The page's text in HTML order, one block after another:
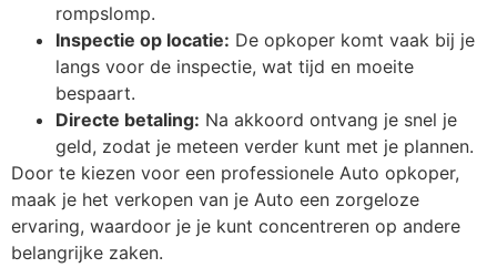
rompslomp.
Inspectie op locatie: De opkoper komt vaak bij je
langs voor de inspectie, wat tijd en moeite
bespaart.
Directe betaling: Na akkoord ontvang je snel je
geld, zodat je meteen verder kunt met je plannen.
Door te kiezen voor een professionele Auto opkoper,
maak je het verkopen van je Auto een zorgeloze
ervaring, waardoor je je kunt concentreren op andere
belangrijke zaken.